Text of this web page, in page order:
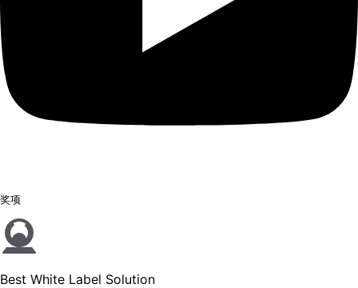
奖项
Best White Label Solution